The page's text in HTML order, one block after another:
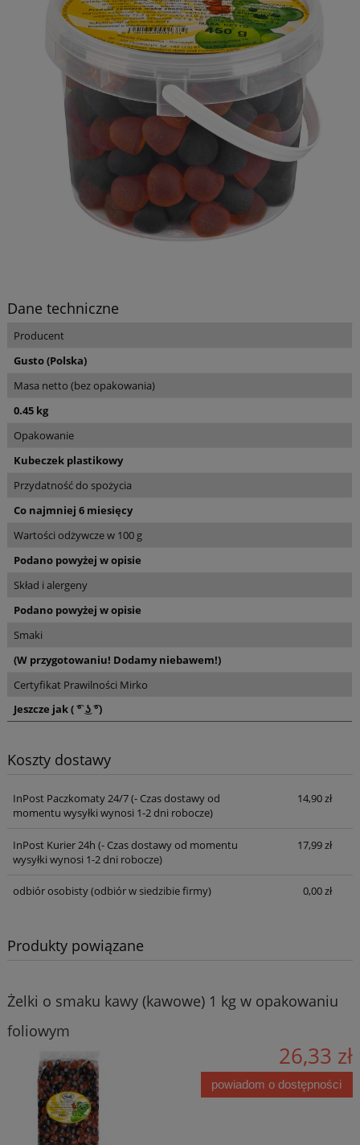
Dane techniczne
Producent
Gusto (Polska)
Masa netto (bez opakowania)
0.45 kg
Opakowanie
Kubeczek plastikowy
Przydatność do spożycia
Co najmniej 6 miesięcy
Wartości odżywcze w 100 g
Podano powyżej w opisie
Skład i alergeny
Podano powyżej w opisie
Smaki
(W przygotowaniu! Dodamy niebawem!)
Certyfikat Prawilności Mirko
Jeszcze jak ( ͡° ͜ʖ ͡°)
Koszty dostawy
InPost Paczkomaty 24/7(- Czas dostawy od
momentu wysyłki wynosi 1-2 dni robocze)
14,90 zł
InPost Kurier 24h (- Czas dostawy od momentu
wysyłki wynosi 1-2 dni robocze)
17,99 zł
odbiór osobisty(odbiór w siedzibie firmy) 0,00 zł
Produkty powiązane
Żelki o smaku kawy (kawowe) 1 kg w opakowaniu
foliowym
26,33 zł
powiadom o dostępności